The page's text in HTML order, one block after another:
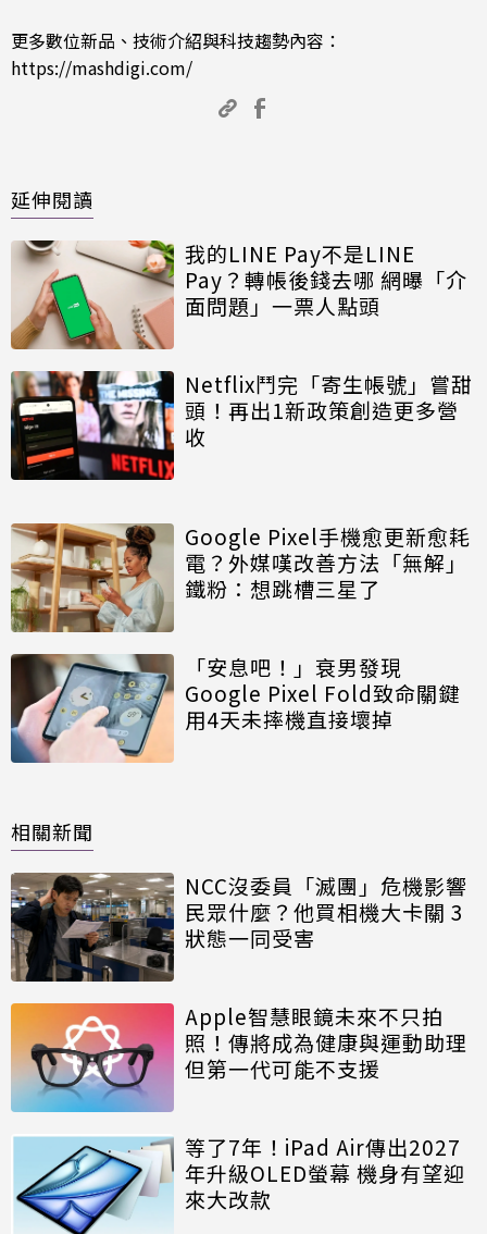
更多數位新品、技術介紹與科技趨勢內容：
https://mashdigi.com/
延伸閱讀
我的LINE Pay不是LINE
Pay？轉帳後錢去哪 網曝「介
面問題」一票人點頭
Netflix鬥完「寄生帳號」嘗甜
頭！再出1新政策創造更多營
收
Google Pixel手機愈更新愈耗
電？外媒嘆改善方法「無解」
鐵粉：想跳槽三星了
「安息吧！」衰男發現
Google Pixel Fold致命關鍵
用4天未摔機直接壞掉
相關新聞
NCC沒委員「滅團」危機影響
民眾什麼？他買相機大卡關 3
狀態一同受害
Apple智慧眼鏡未來不只拍
照！傳將成為健康與運動助理
但第一代可能不支援
等了7年！iPad Air傳出2027
年升級OLED螢幕 機身有望迎
來大改款